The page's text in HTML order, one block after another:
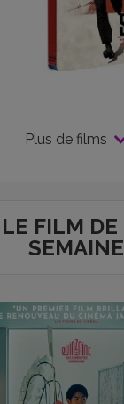
Plus de films
LE FILM DE
SEMAINE